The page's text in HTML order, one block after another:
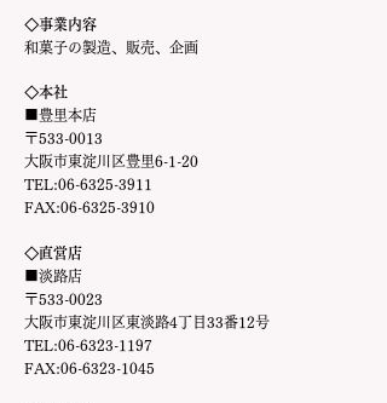
◇事業内容
和菓子の製造、販売、企画
◇本社
■豊里本店
〒533-0013
大阪市東淀川区豊里6-1-20
TEL:06-6325-3911
FAX:06-6325-3910
◇直営店
■淡路店
〒533-0023
大阪市東淀川区東淡路4丁目33番12号
TEL:06-6323-1197
FAX:06-6323-1045